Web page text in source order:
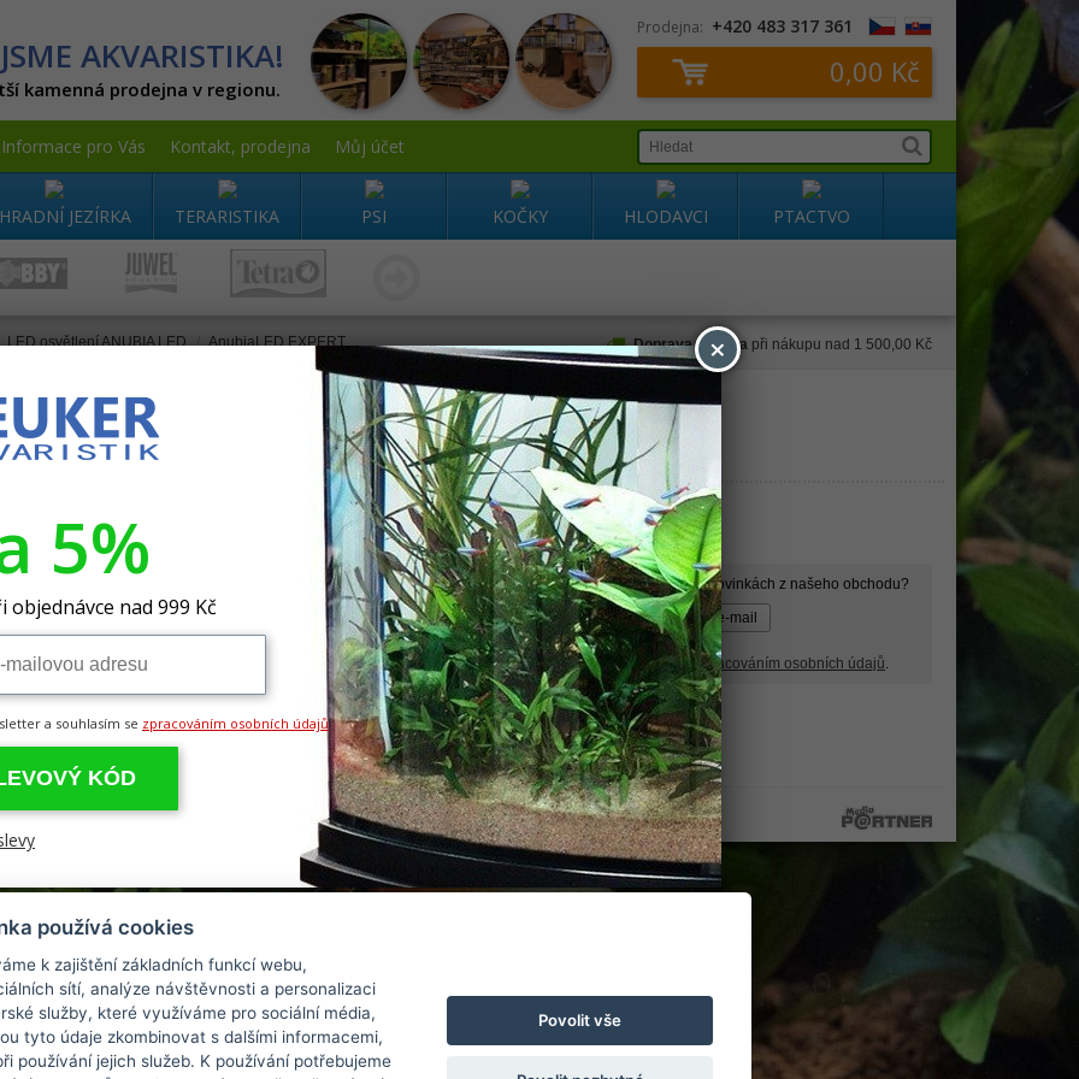
AKVARISTIKA!
kamenná prodejna v regionu.
Prodejna: +420 483 317 361
0,00 Kč
Informace pro Vás Kontakt, prodejna Můj účet
JEZÍRKA TERARISTIKA PSI KOČKY HLODAVCI PTACTVO
Doprava zdarma při nákupu nad 1 500,00 Kč
LED osvětlení ANUBIA LED / AnubiaLED EXPERT
prodejna
a platba
Obchodní podmínky
Obchodní podmínky
Ochrana osobních údajů
Odstoupení od kupní smlouvy
Newsletter
Chcete dostávat informace o slevách, akcích a novinkách z našeho obchodu?
Chci dostávat newsletter a souhlasím sezpracováním osobních údajů.
×
5%
objednávce nad 999 Kč
a souhlasím se zpracováním osobních údajů
KÓD
používá cookies
k zajištění základních funkcí webu,
sítí, analýze návštěvnosti a personalizaci
služby, které využíváme pro sociální média,
tyto údaje zkombinovat s dalšími informacemi,
používání jejich služeb. K používání potřebujeme
Povolit vše